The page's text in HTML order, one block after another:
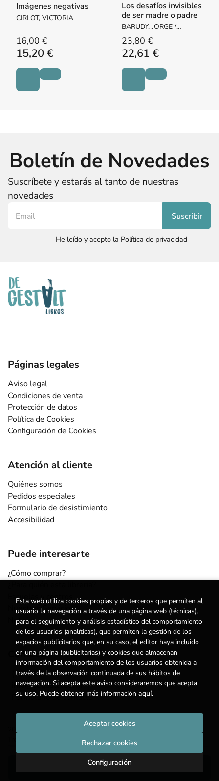
Añadir a mi cesta
Imágenes negativas
CIRLOT, VICTORIA
16,00 €
15,20 €
Los desafíos invisibles
de ser madre o padre
BARUDY, JORGE /
DANTAGNAN, MARYORIE
23,80 €
22,61 €
Boletín de Novedades
Suscríbete y estarás al tanto de nuestras
novedades
He leído y acepto la Política de privacidad
Páginas legales
Aviso legal
Condiciones de venta
Protección de datos
Política de Cookies
Configuración de Cookies
Atención al cliente
Quiénes somos
Pedidos especiales
Formulario de desistimiento
Accesibilidad
Puede interesarte
¿Cómo comprar?
Escuelas y centros
Nuestros Servicios
Noticias
Contacto
(+34) 615 55 96 54
info@degestalt.com
Formulario de contacto
2026 ©
. Todos los Derechos Reservados |
Esta web utiliza cookies propias y de terceros que permiten al
usuario la navegación a través de una página web (técnicas),
para el seguimiento y análisis estadístico del comportamiento
de los usuarios (analíticas), que permiten la gestión de los
espacios publicitarios que, en su caso, el editor haya incluido
en una página (publicitarias) y cookies que almacenan
información del comportamiento de los usuarios obtenida a
través de la observación continuada de sus hábitos de
navegación. Si acepta este aviso consideraremos que acepta
su uso. Puede obtener más información aquí.
Configuración
Rechazar cookies
Aceptar cookies